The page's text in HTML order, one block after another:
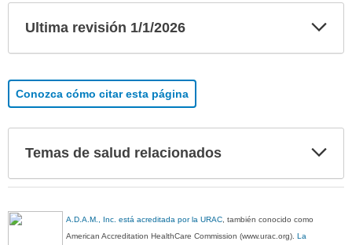
Ultima revisión 1/1/2026
Conozca cómo citar esta página
Temas de salud relacionados
A.D.A.M., Inc. está acreditada por la URAC , también conocido como
American Accreditation HealthCare Commission (www.urac.org).La